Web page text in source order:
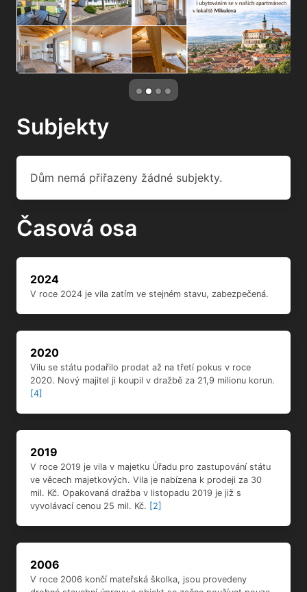
Subjekty
Dům nemá přiřazeny žádné subjekty.
Časová osa
2024
V roce 2024 je vila zatím ve stejném stavu, zabezpečená.
2020
Vilu se státu podařilo prodat až na třetí pokus v roce
2020. Nový majitel ji koupil v dražbě za 21,9 milionu korun.
[4]
2019
V roce 2019 je vila v majetku Úřadu pro zastupování státu
ve věcech majetkových. Vila je nabízena k prodeji za 30
mil. Kč. Opakovaná dražba v listopadu 2019 je již s
vyvolávací cenou 25 mil. Kč. [2]
2006
V roce 2006 končí mateřská školka, jsou provedeny